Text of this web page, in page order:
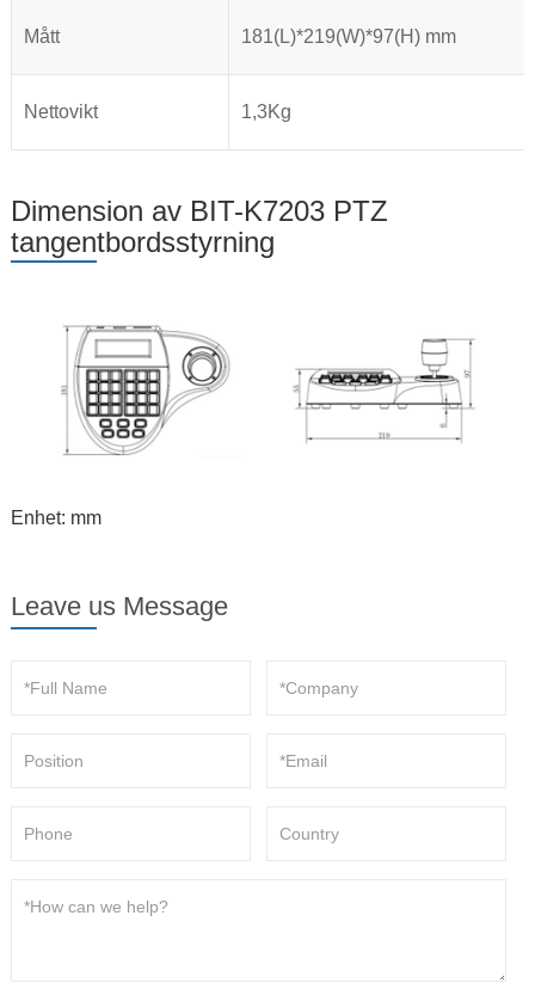
Mått 181(L)*219(W)*97(H) mm
Nettovikt 1,3Kg
Dimension av BIT-K7203 PTZ
tangentbordsstyrning
Enhet: mm
Leave us Message